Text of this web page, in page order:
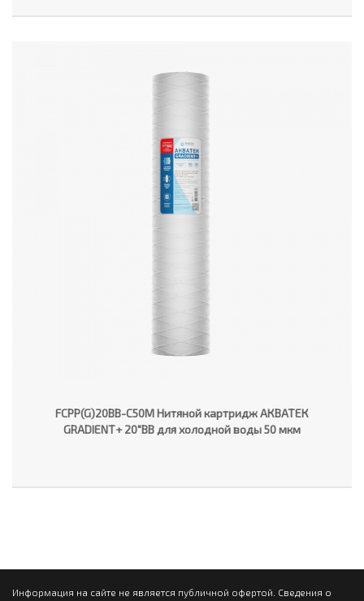
FCPP(G)20BB-C50M Нитяной картридж АКВАТЕК
GRADIENT+ 20"ВВ для холодной воды 50 мкм
Информация на сайте не является публичной офертой. Сведения о